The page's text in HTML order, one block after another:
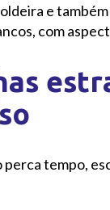
e
com
tempo,